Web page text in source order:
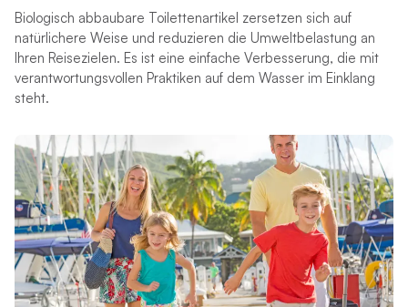
Biologisch abbaubare Toilettenartikel zersetzen sich auf
natürlichere Weise und reduzieren die Umweltbelastung an
Ihren Reisezielen. Es ist eine einfache Verbesserung, die mit
verantwortungsvollen Praktiken auf dem Wasser im Einklang
steht.